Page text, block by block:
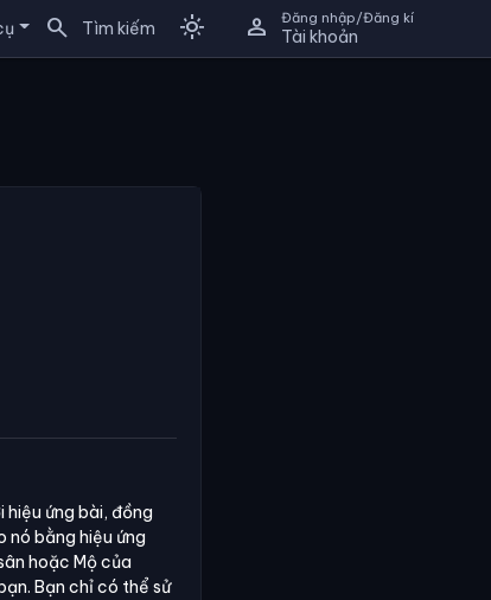
search Tìm kiếm light_mode person Đăng nhập/Đăng kí
Tài khoản
hiệu ứng bài, đồng
nó bằng hiệu ứng
hoặc Mộ của
Bạn chỉ có thể sử